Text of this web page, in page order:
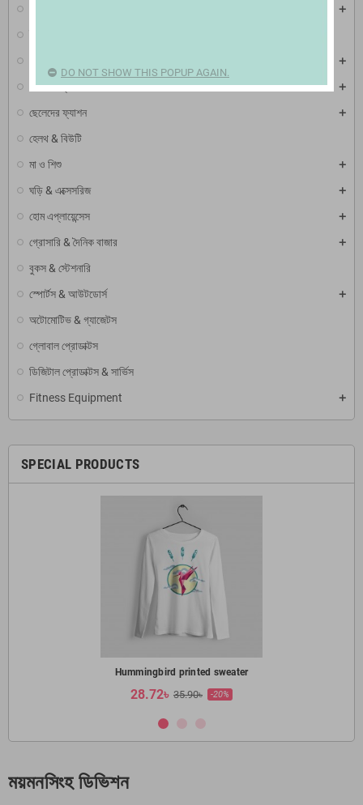
মেয়েদের ফ্যাশন
ছেলেদের ফ্যাশন
হেলথ & বিউটি
মা ও শিশু
ঘড়ি & এক্সেসরিজ
হোম এপ্লায়েন্সেস
গ্রোসারি & দৈনিক বাজার
বুকস & স্টেশনারি
স্পোর্টস & আউটডোর্স
অটোমোটিভ & গ্যাজেটস
গ্লোবাল প্রোডাক্টস
ডিজিটাল প্রোডাক্টস & সার্ভিস
Fitness Equipment
SPECIAL PRODUCTS
Hummingbird printed sweater
28.72৳ 35.90৳ -20%
ময়মনসিংহ ডিভিশন
DO NOT SHOW THIS POPUP AGAIN.